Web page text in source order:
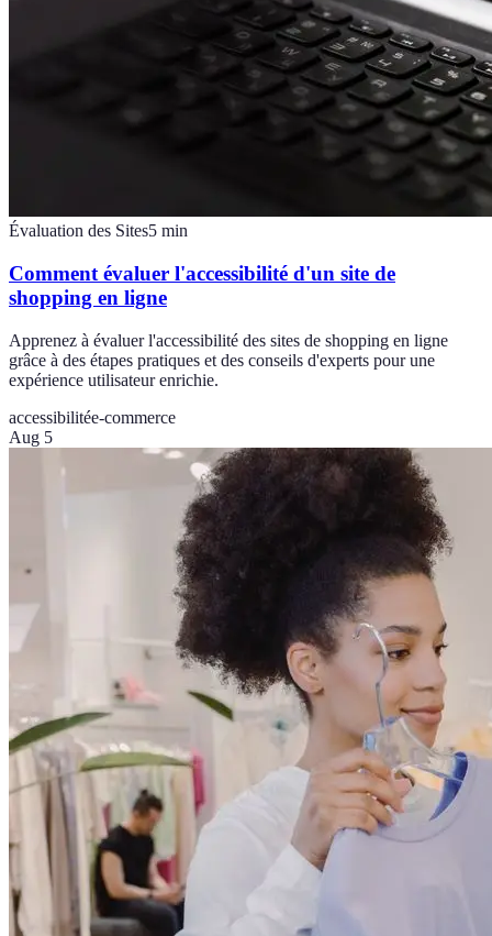
Évaluation des Sites5 min
Comment évaluer l'accessibilité d'un site de
shopping en ligne
Apprenez à évaluer l'accessibilité des sites de shopping en ligne
grâce à des étapes pratiques et des conseils d'experts pour une
expérience utilisateur enrichie.
accessibilitée-commerce
Aug 5